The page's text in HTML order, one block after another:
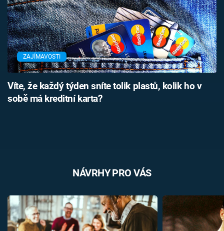
Sledujte nás
ZAJÍMAVOSTI
Víte, že každý týden sníte tolik plastů, kolik ho v
sobě má kreditní karta?
NÁVRHY PRO VÁS